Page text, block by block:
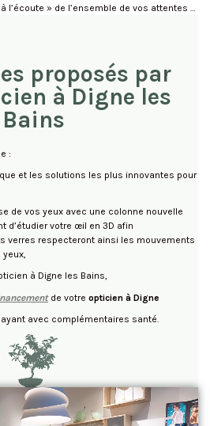
l’écoute » de l’ensemble de vos attentes …
proposés par
à Digne les
Bains
:
et les solutions les plus innovantes pour
de vos yeux avec une colonne nouvelle
d’étudier votre œil en 3D afin
verres respecteront ainsi les mouvements
à Digne les Bains,
de votre opticien à Digne
avec complémentaires santé.